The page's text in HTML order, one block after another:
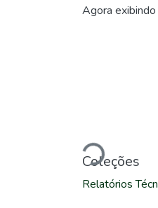
Agora exibindo
Carregando...
Coleções
Relatórios